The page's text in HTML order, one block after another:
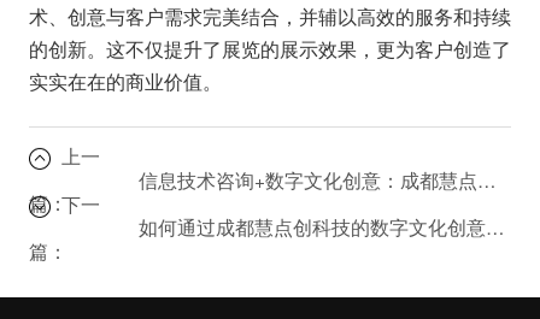
术、创意与客户需求完美结合，并辅以高效的服务和持续
的创新。这不仅提升了展览的展示效果，更为客户创造了
实实在在的商业价值。
上一
篇：
信息技术咨询+数字文化创意：成都慧点创科技的融合服务指南
下一
篇：
如何通过成都慧点创科技的数字文化创意内容应用服务提升品牌影响力？